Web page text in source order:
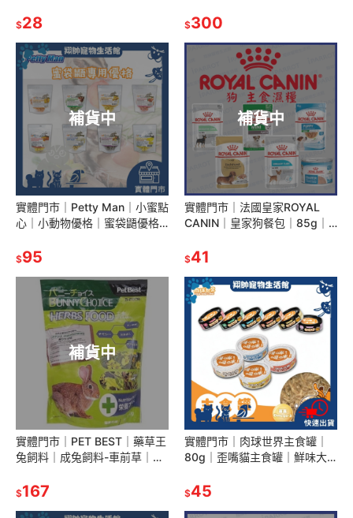
牛磺酸｜翔帥寵物生活館
$28
｜兔子主食｜全齡兔適用｜翔
$300
補貨中
實體門市｜Petty Man｜小蜜點
心｜小動物優格｜蜜袋鼯優格
蜜袋鼯專用｜翔帥寵物生活館
$95
補貨中
實體門市｜法國皇家ROYAL
CANIN｜皇家狗餐包｜85g｜
家餐包｜翔帥寵物生活館
$41
補貨中
實體門市｜PET BEST｜藥草王
兔飼料｜成兔飼料-車前草｜幼
成兔｜幼兔｜翔帥寵物生活館
$167
實體門市｜肉球世界主食罐｜
80g｜歪嘴貓主食罐｜鮮味大
主食罐｜肉泥罐｜貓罐頭｜翔
$45